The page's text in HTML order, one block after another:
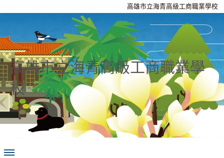
高雄市立海青高級工商職業學校
高雄市立海青高級工商職業學
校